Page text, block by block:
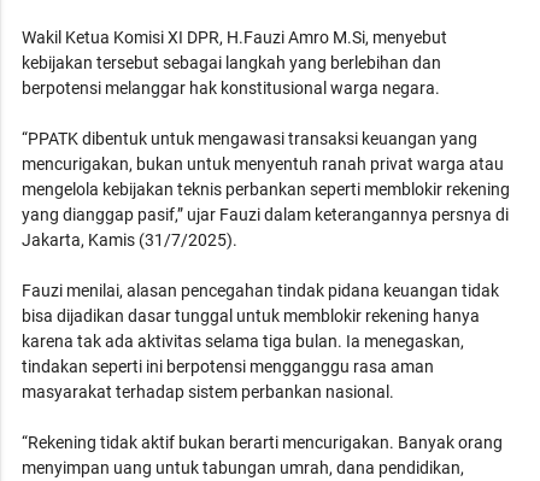
Wakil Ketua Komisi XI DPR, H.Fauzi Amro M.Si, menyebut
kebijakan tersebut sebagai langkah yang berlebihan dan
berpotensi melanggar hak konstitusional warga negara.
“PPATK dibentuk untuk mengawasi transaksi keuangan yang
mencurigakan, bukan untuk menyentuh ranah privat warga atau
mengelola kebijakan teknis perbankan seperti memblokir rekening
yang dianggap pasif,” ujar Fauzi dalam keterangannya persnya di
Jakarta, Kamis (31/7/2025).
Fauzi menilai, alasan pencegahan tindak pidana keuangan tidak
bisa dijadikan dasar tunggal untuk memblokir rekening hanya
karena tak ada aktivitas selama tiga bulan. Ia menegaskan,
tindakan seperti ini berpotensi mengganggu rasa aman
masyarakat terhadap sistem perbankan nasional.
“Rekening tidak aktif bukan berarti mencurigakan. Banyak orang
menyimpan uang untuk tabungan umrah, dana pendidikan,